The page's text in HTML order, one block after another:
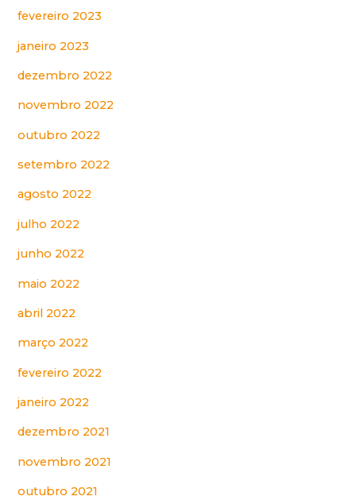
fevereiro 2023
janeiro 2023
dezembro 2022
novembro 2022
outubro 2022
setembro 2022
agosto 2022
julho 2022
junho 2022
maio 2022
abril 2022
março 2022
fevereiro 2022
janeiro 2022
dezembro 2021
novembro 2021
outubro 2021